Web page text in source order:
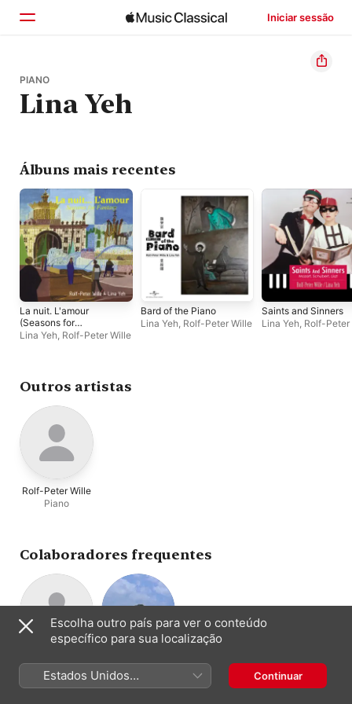
Iniciar sessão
Início
Explorar
PIANO
Lina Yeh
Álbuns mais recentes
La nuit. L'amour
(Seasons for
Fantasy)
Lina Yeh, Rolf-Peter Wille
Bard of the Piano
Lina Yeh, Rolf-Peter Wille
Saints and Sinners
Lina Yeh, Rolf-Peter
Outros artistas
Rolf-Peter Wille
Piano
Colaboradores frequentes
Piano
Philharmonic
Orchestra
Orquestra
Escolha outro país para ver o conteúdo
específico para sua localização
Estados Unidos
(Português Brasil)
Continuar